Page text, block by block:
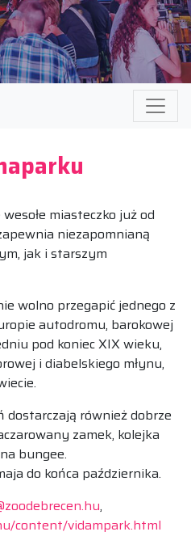
miasteczko już od
niezapomnianą
jak i starszym
wolno przegapić jednego z
autodromu, barokowej
pod koniec XIX wieku,
i diabelskiego młynu,
dostarczają również dobrze
zamek, kolejka
bungee.
do końca października.
,
content/vidampark.html